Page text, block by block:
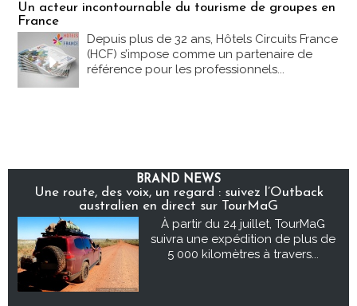
Un acteur incontournable du tourisme de groupes en
France
Depuis plus de 32 ans, Hôtels Circuits France
(HCF) s’impose comme un partenaire de
référence pour les professionnels...
BRAND NEWS
Une route, des voix, un regard : suivez l’Outback
australien en direct sur TourMaG
À partir du 24 juillet, TourMaG
suivra une expédition de plus de
5 000 kilomètres à travers...